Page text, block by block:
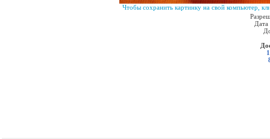
Чтобы сохранить картинку на свой компьютер,
Дата